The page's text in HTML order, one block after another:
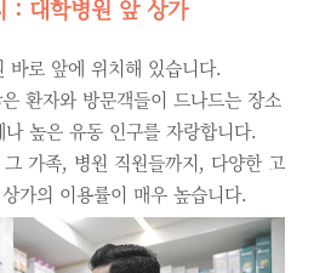
: 대학병원 앞 상가
바로 앞에 위치해 있습니다.
환자와 방문객들이 드나드는 장소
높은 유동 인구를 자랑합니다.
가족, 병원 직원들까지, 다양한 고
가의 이용률이 매우 높습니다.